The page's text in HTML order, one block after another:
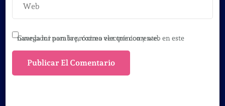
Guarda mi nombre, correo electrónico y web en este navegador para la próxima vez que comente.